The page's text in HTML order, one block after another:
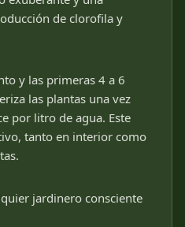
de clorofila y
y las primeras 4 a 6
las plantas una vez
por litro de agua. Este
tanto en interior como
jardinero consciente